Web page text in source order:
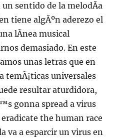
sentido de la melodÃ­a
tiene algÃºn aderezo el
lÃ­nea musical
demasiado. En este
unas letras que en
temÃ¡ticas universales
resultar aturdidora,
gonna spread a virus
the human race
va a esparcir un virus en